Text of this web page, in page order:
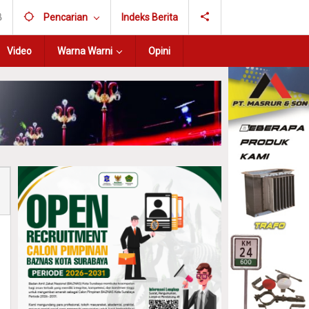
Pencarian Indeks Berita
Video Warna Warni Opini